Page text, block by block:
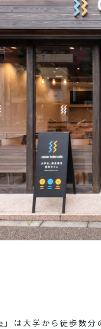
」は大学から徒歩数